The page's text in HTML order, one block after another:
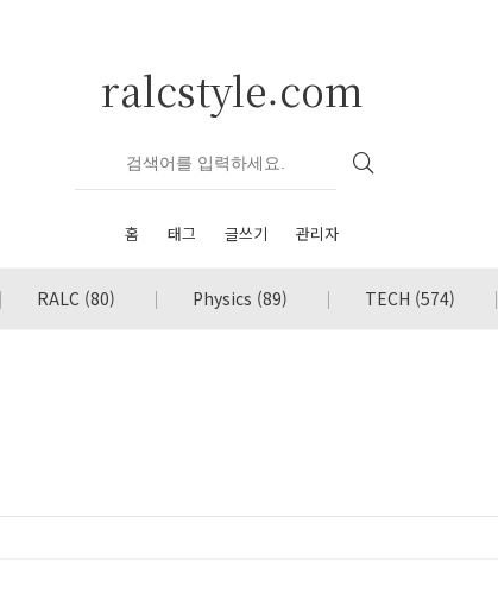
ralcstyle.com
홈 태그 글쓰기 관리자
RALC (80) Physics (89) TECH (574)